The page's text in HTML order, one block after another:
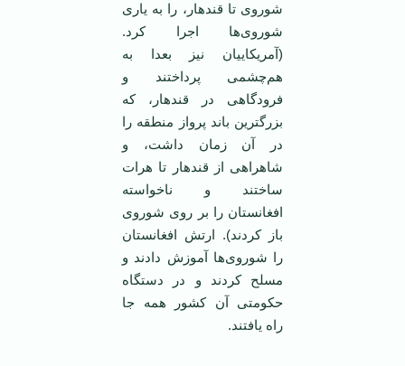
شوروی تا قندهار، را به یاری
شوروی‌ها اجرا کرد.
(آمریکاییان نیز بعدا به
هم‌چشمی پرداختند و
فرودگاهی در قندهار، که
بزرگترین باند پرواز منطقه را
در آن زمان داشت، و
شاهراهی از قندهار تا هرات
ساختند و ناخواسته
افغانستان را بر روی شوروی
باز کردند). ارتش افغانستان
را شوروی‌ها آموزش دادند و
مسلح کردند و در دستگاه
حکومتی آن کشور همه جا
راه یافتند.